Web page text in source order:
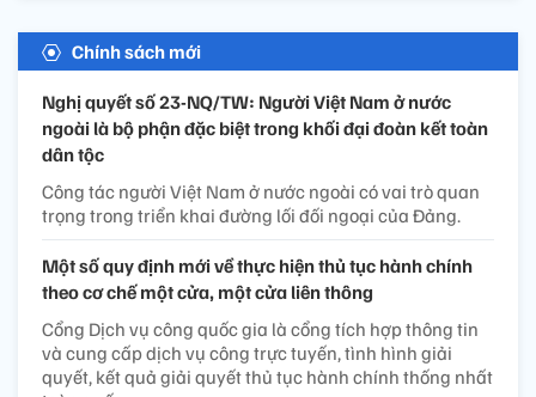
Chính sách mới
Nghị quyết số 23-NQ/TW: Người Việt Nam ở nước
ngoài là bộ phận đặc biệt trong khối đại đoàn kết toàn
dân tộc
Công tác người Việt Nam ở nước ngoài có vai trò quan
trọng trong triển khai đường lối đối ngoại của Đảng.
Một số quy định mới về thực hiện thủ tục hành chính
theo cơ chế một cửa, một cửa liên thông
Cổng Dịch vụ công quốc gia là cổng tích hợp thông tin
và cung cấp dịch vụ công trực tuyến, tình hình giải
quyết, kết quả giải quyết thủ tục hành chính thống nhất